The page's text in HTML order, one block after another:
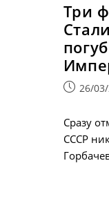
Три
Запись
26/
Сразу
СССР